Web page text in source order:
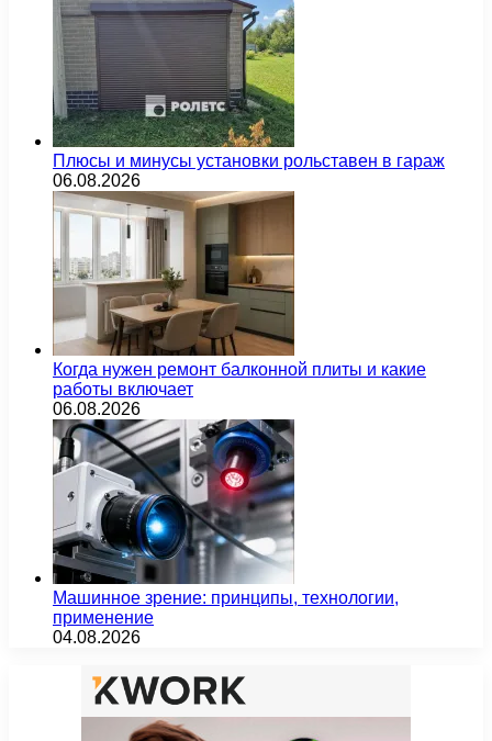
Плюсы и минусы установки рольставен в гараж
06.08.2026
Когда нужен ремонт балконной плиты и какие
работы включает
06.08.2026
Машинное зрение: принципы, технологии,
применение
04.08.2026